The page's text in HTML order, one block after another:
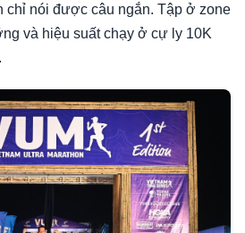
chỉ nói được câu ngắn. Tập ở zone
và hiệu suất chạy ở cự ly 10K